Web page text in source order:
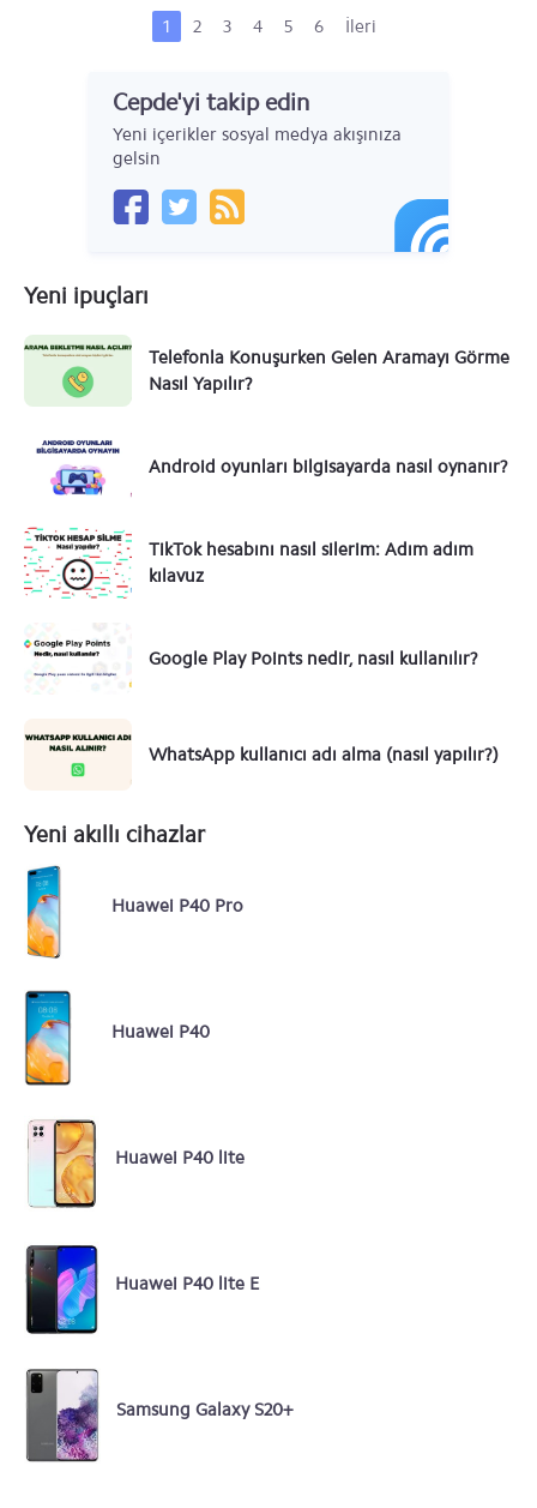
1 2 3 4 5 6 İleri
Cepde'yi takip edin
Yeni içerikler sosyal medya akışınıza
gelsin
Yeni ipuçları
Telefonla Konuşurken Gelen Aramayı Görme
Nasıl Yapılır?
Android oyunları bilgisayarda nasıl oynanır?
TikTok hesabını nasıl silerim: Adım adım
kılavuz
Google Play Points nedir, nasıl kullanılır?
WhatsApp kullanıcı adı alma (nasıl yapılır?)
Yeni akıllı cihazlar
Huawei P40 Pro
Huawei P40
Huawei P40 lite
Huawei P40 lite E
Samsung Galaxy S20+